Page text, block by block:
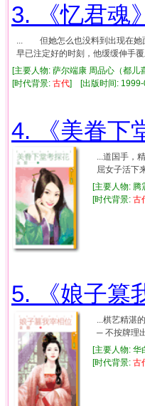
3. 《忆君魂》
... 但她怎么也没料到出现在
早已注定好的时刻，他缓缓伸
[主要人物: 萨尔端康 周品心（都
[时代背景: 古代] [出版时间:
4. 《美眷下
...道国手，
屈女子活下
[主要人物:
[时代背景: 古
5. 《娘子篡
...棋艺精湛
─ 不按牌理
[主要人物:
[时代背景: 古